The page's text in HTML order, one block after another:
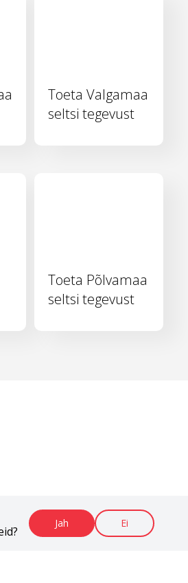
Jah Ei
Toeta Valgamaa
seltsi tegevust
Toeta Põlvamaa
seltsi tegevust